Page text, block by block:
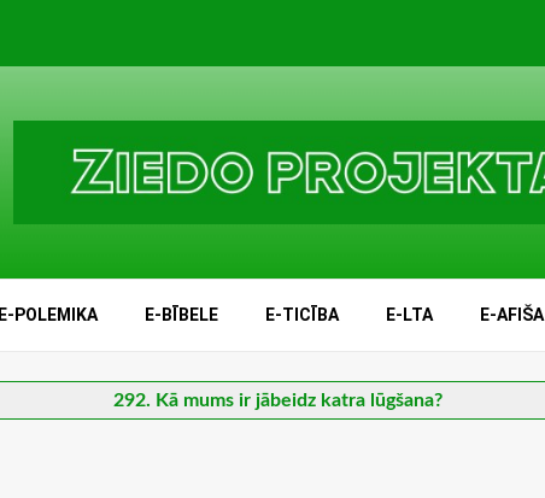
E-POLEMIKA E-BĪBELE E-TICĪBA E-LTA E-AFIŠA
292. Kā mums ir jābeidz katra lūgšana?